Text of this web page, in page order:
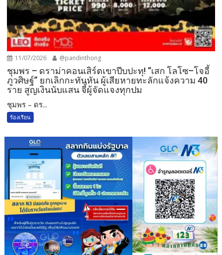
11/07/2026 @pandinthong
ชุมพร – ดราม่าคอนเสิร์ตเขาปีบปะทุ! “เสก โลโซ–โจอี้
ภูวศิษฐ์” ยกเลิกกะทันหัน ผู้เสียหายทะลักแจ้งความ 40
ราย สูญเงินนับแสน จี้ผู้จัดแจงทุกปม
ชุมพร – ดร...
ร้องเรียน